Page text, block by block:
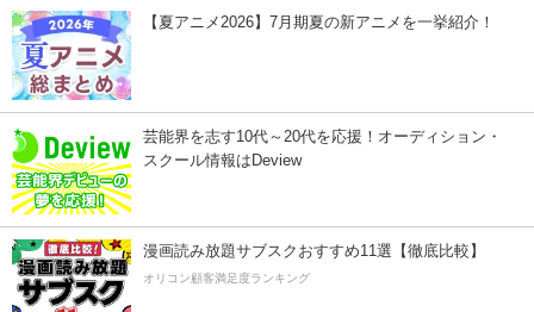
【夏アニメ2026】7月期夏の新アニメを一挙紹介！
芸能界を志す10代～20代を応援！オーディション・
スクール情報はDeview
漫画読み放題サブスクおすすめ11選【徹底比較】
オリコン顧客満足度ランキング